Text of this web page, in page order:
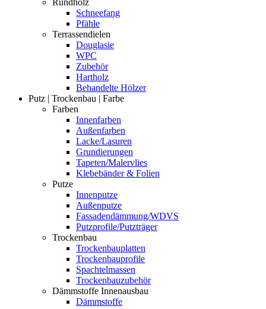
Rundholz
Schneefang
Pfähle
Terrassendielen
Douglasie
WPC
Zubehör
Hartholz
Behandelte Hölzer
Putz | Trockenbau | Farbe
Farben
Innenfarben
Außenfarben
Lacke/Lasuren
Grundierungen
Tapeten/Malervlies
Klebebänder & Folien
Putze
Innenputze
Außenputze
Fassadendämmung/WDVS
Putzprofile/Putzträger
Trockenbau
Trockenbauplatten
Trockenbauprofile
Spachtelmassen
Trockenbauzubehör
Dämmstoffe Innenausbau
Dämmstoffe